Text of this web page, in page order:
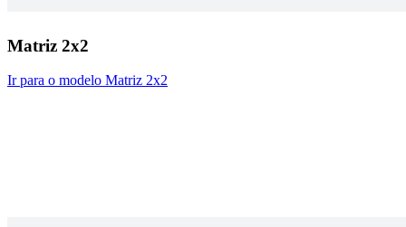
Matriz 2x2
Ir para o modelo Matriz 2x2